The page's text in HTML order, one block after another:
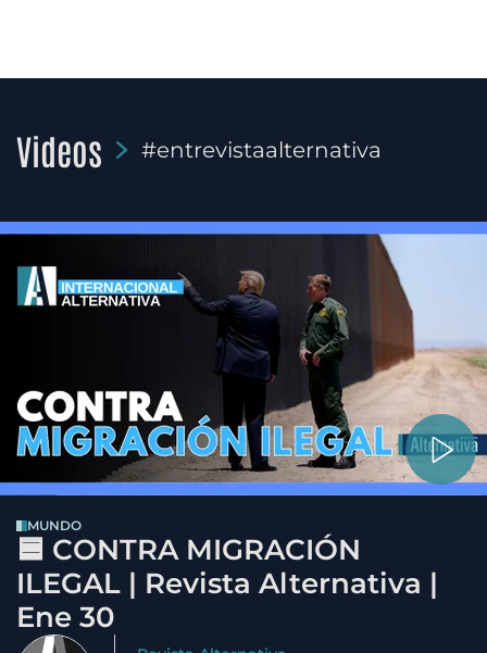
Videos #entrevistaalternativa
MUNDO
🟦 CONTRA MIGRACIÓN
ILEGAL | Revista Alternativa |
Ene 30